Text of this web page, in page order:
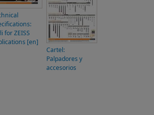
for ZEISS
[en]
Cartel:
Palpadores y
accesorios